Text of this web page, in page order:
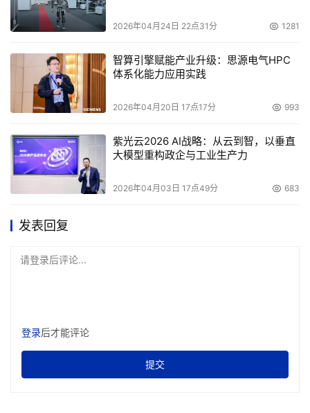
2026年04月24日 22点31分 1281
智算引擎赋能产业升级：思源电气HPC
体系化能力应用实践
2026年04月20日 17点17分 993
紫光云2026 AI战略：从云到智，以垂直
大模型重构政企与工业生产力
2026年04月03日 17点49分 683
发表回复
请登录后评论...
登录后才能评论
提交